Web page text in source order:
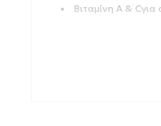
Βιταμίνη A &
Έλαια Αβοκάντο
4 τύποι